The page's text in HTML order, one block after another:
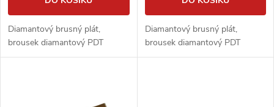
u
k
d
u
Diamantový brusný plát,
brousek diamantový PDT
Diamantový brusný plát,
brousek diamantový PDT